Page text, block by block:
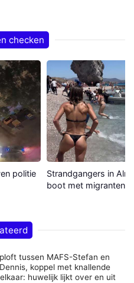
checken
politie
Strandgangers in
boot met migranten
tussen MAFS-Stefan en
koppel met knallende
huwelijk lijkt over en uit